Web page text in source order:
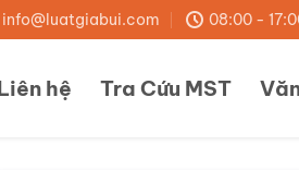
info@luatgiabui.com 08:00 -
hệ Tra Cứu MST